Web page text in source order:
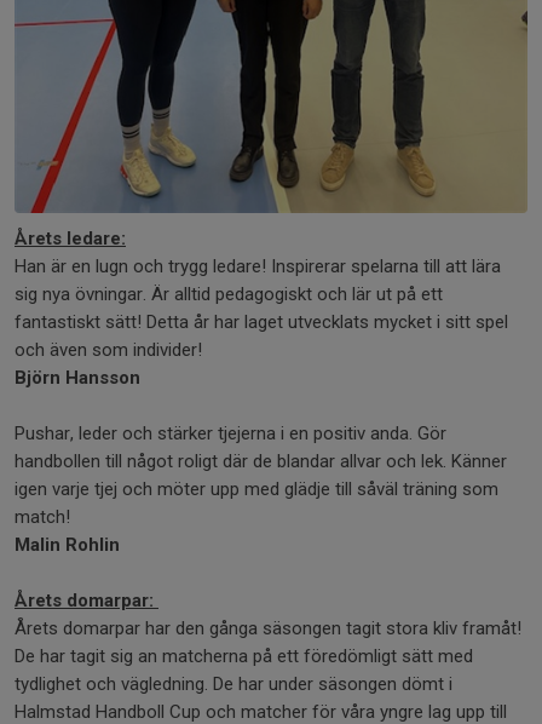
Årets ledare:
Han är en lugn och trygg ledare! Inspirerar spelarna till att lära
sig nya övningar. Är alltid pedagogiskt och lär ut på ett
fantastiskt sätt! Detta år har laget utvecklats mycket i sitt spel
och även som individer!
Björn Hansson
Pushar, leder och stärker tjejerna i en positiv anda. Gör
handbollen till något roligt där de blandar allvar och lek. Känner
igen varje tjej och möter upp med glädje till såväl träning som
match!
Malin Rohlin
Årets domarpar:
Årets domarpar har den gånga säsongen tagit stora kliv framåt!
De har tagit sig an matcherna på ett föredömligt sätt med
tydlighet och vägledning. De har under säsongen dömt i
Halmstad Handboll Cup och matcher för våra yngre lag upp till